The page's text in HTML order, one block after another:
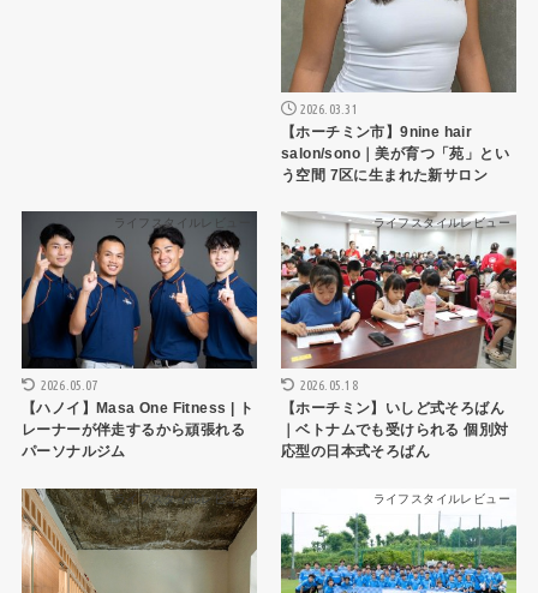
2026.03.31
【ホーチミン市】9nine hair
salon/sono｜美が育つ「苑」とい
う空間 7区に生まれた新サロン
ライフスタイルレビュー
2026.05.07
【ハノイ】Masa One Fitness | ト
レーナーが伴走するから頑張れる
パーソナルジム
ライフスタイルレビュー
2026.05.18
【ホーチミン】いしど式そろばん
｜ベトナムでも受けられる 個別対
応型の日本式そろばん
ライフスタイルレビュー ライフスタイルレビュー